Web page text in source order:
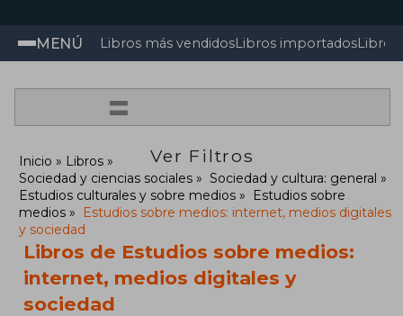
MENÚ Libros más vendidosLibros importadosLibros
=
Ver Filtros
Inicio
Libros
Sociedad y ciencias sociales
Sociedad y cultura: general
Estudios culturales y sobre medios
Estudios sobre
medios
Estudios sobre medios: internet, medios digitales
y sociedad
Libros de Estudios sobre medios:
internet, medios digitales y
sociedad